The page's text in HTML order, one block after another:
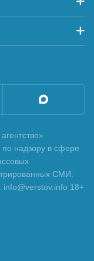
надзору в сфере
СМИ:
18+